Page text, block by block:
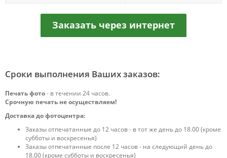
Заказать через интернет
Сроки выполнения Ваших заказов:
Печать фото- в течении 24 часов.
Срочную печать не осуществляем!
Доставка до фотоцентра:
Заказы отпечатанные до 12 часов - в тот же день до 18.00 (кроме
субботы и воскресенья)
Заказы отпечатанные после 12 часов - на следующий день до
18.00 (кроме субботы и воскресенья)